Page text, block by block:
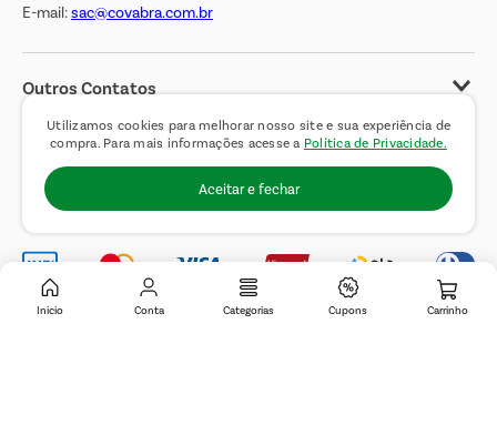
Utilizamos cookies para melhorar nosso site e sua experiência de
compra. Para mais informações acesse a Política de Privacidade.
Aceitar e fechar
Inicio Conta Categorias Cupons
E-mail:sac@covabra.com.br
Outros Contatos
Negócios Imobiliários
Trabalhe Conosco